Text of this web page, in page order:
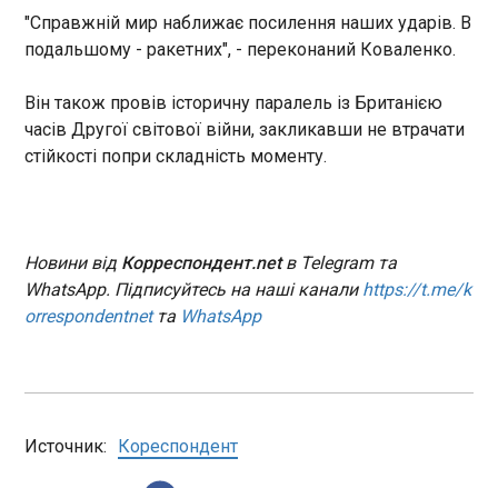
"Могли б шантажувати весь світ". Чи могла
Україна зберегти ядерну зброю
Лідер фракції "Слуга народу"
Давид Арахамія в інтерв'ю
програмі "Хард з Влащенко"
депутата, можна було б
"шантажувати весь світ".
РФ завдала удару по Одесі: спалахнули
пожежі
Одеської МВА Сергій Лисак. В одному з районів
міста в наслідок атаки зафіксували пожежу у
"Справжній мир наближає посилення наших ударів. В
подальшому - ракетних", - переконаний Коваленко.
Він також провів історичну паралель із Британією
часів Другої світової війни, закликавши не втрачати
стійкості попри складність моменту.
Новини від Корреспондент.netв Telegram та
WhatsApp. Підписуйтесь на наші канали https://t.me/k
orrespondentnetта WhatsApp
Источник: Кореспондент